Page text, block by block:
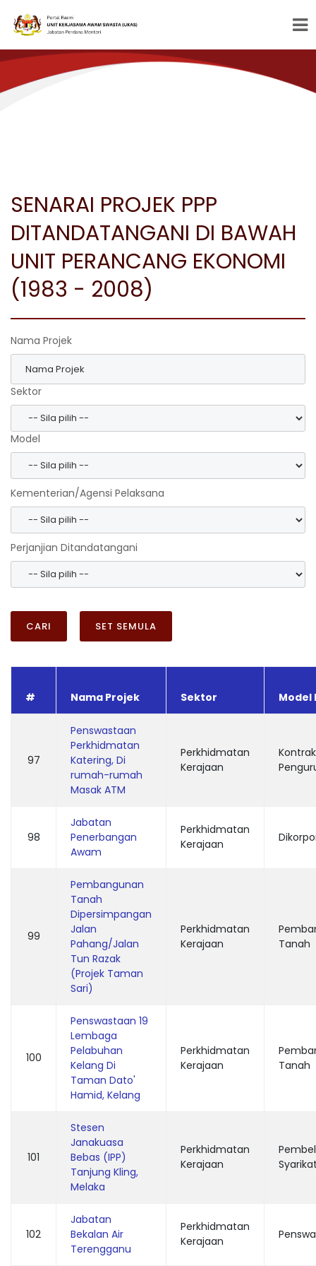
SENARAI PROJEK PPP
DITANDATANGANI DI BAWAH
UNIT PERANCANG EKONOMI
(1983 - 2008)
Nama Projek
Sektor
Model
Kementerian/Agensi Pelaksana
Perjanjian Ditandatangani
CARI SET SEMULA
# Nama Projek Sektor Model
97
Penswastaan
Perkhidmatan
Katering, Di
rumah-rumah
Masak ATM
Perkhidmatan
Kerajaan
Kontrak
98
Jabatan
Penerbangan
Awam
Perkhidmatan
Kerajaan
99
Pembangunan
Tanah
Dipersimpangan
Jalan
Pahang/Jalan
Tun Razak
(Projek Taman
Sari)
Perkhidmatan
Kerajaan
Tanah
100
Penswastaan 19
Lembaga
Pelabuhan
Kelang Di
Taman Dato'
Hamid, Kelang
Perkhidmatan
Kerajaan
Tanah
101
Stesen
Janakuasa
Bebas (IPP)
Tanjung Kling,
Melaka
Perkhidmatan
Kerajaan
102
Jabatan
Bekalan Air
Terengganu
Perkhidmatan
Kerajaan